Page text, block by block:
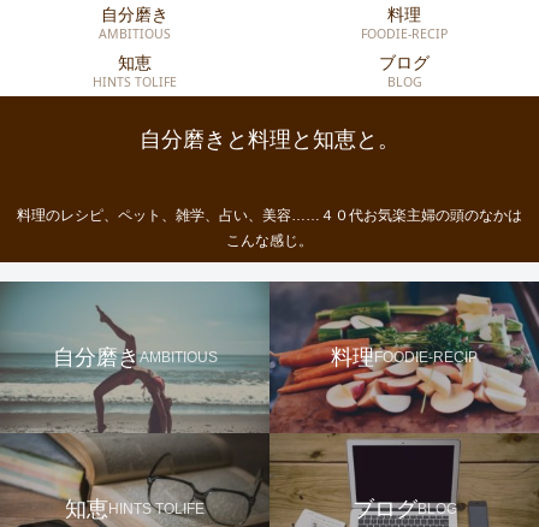
自分磨きと料理と知恵と。
料理のレシピ、ペット、雑学、占い、美容……４０代お気楽主婦の頭のなかは
こんな感じ。
自分磨き
AMBITIOUS
料理
FOODIE-RECIP
知恵
HINTS TOLIFE
ブログ
BLOG
自分磨きAMBITIOUS 料理FOODIE-RECIP
知恵HINTS TOLIFE ブログBLOG